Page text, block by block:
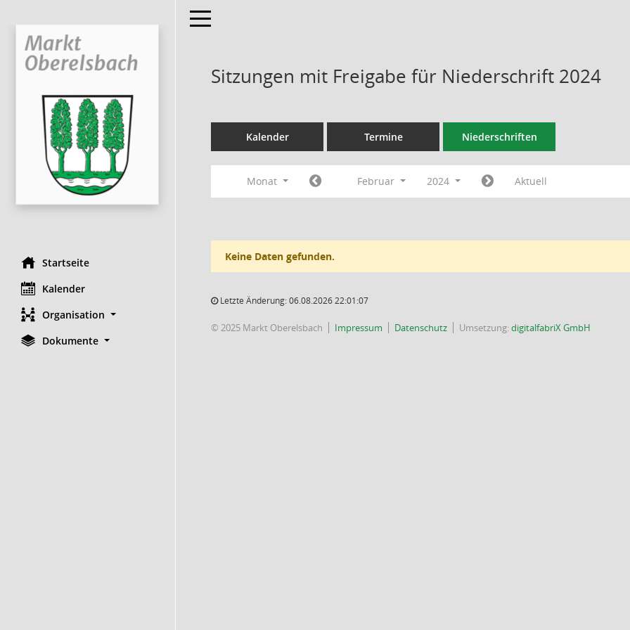
Startseite
Kalender
Organisation
Dokumente
Toggle navigation
Sitzungen mit Freigabe für Niederschrift 2024
Kalender Termine Niederschriften
Monat Februar 2024 Aktuell
Keine Daten gefunden.
Letzte Änderung: 06.08.2026 22:01:07
© 2025 Markt Oberelsbach Impressum Datenschutz Umsetzung:digitalfabriX GmbH